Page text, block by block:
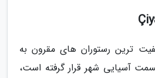
ترین رستوران های مقرون به
آسیایی شهر قرار گرفته است،